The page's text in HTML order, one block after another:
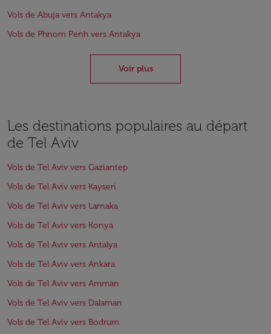
Vols de Abuja vers Antakya
Vols de Phnom Penh vers Antakya
Voir plus
Les destinations populaires au départ
de Tel Aviv
Vols de Tel Aviv vers Gaziantep
Vols de Tel Aviv vers Kayseri
Vols de Tel Aviv vers Larnaka
Vols de Tel Aviv vers Konya
Vols de Tel Aviv vers Antalya
Vols de Tel Aviv vers Ankara
Vols de Tel Aviv vers Amman
Vols de Tel Aviv vers Dalaman
Vols de Tel Aviv vers Bodrum